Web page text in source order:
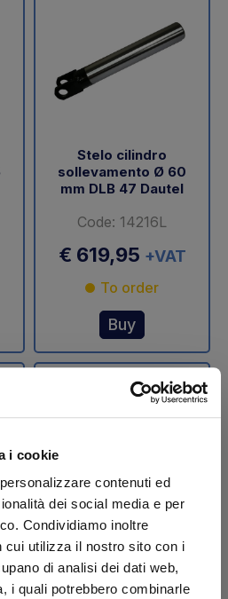
i cookie
contenuti ed
dei social media e per
Condividiamo inoltre
cui utilizza il nostro sito con i
di analisi dei dati web,
i quali potrebbero combinarle
Stelo cilindro
sollevamento Ø 60
mm DLB 47 Dautel
Code: 14216L
€ 619,95 +VAT
To order
Buy
Stelo cilindro
sollevamento Ø 75
mm DLB 47 Dautel